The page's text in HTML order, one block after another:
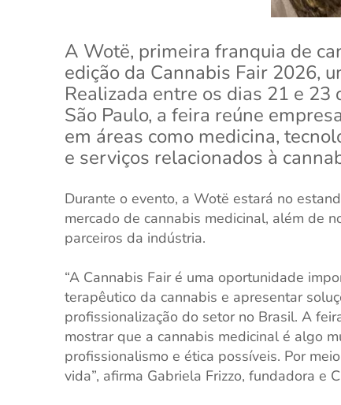
A Wotë, primeira franquia de
edição da Cannabis Fair 2026,
Realizada entre os dias 21 e 23
São Paulo, a feira reúne
em áreas como medicina,
e serviços relacionados à
Durante o evento, a Wotë estará no
mercado de cannabis medicinal, além de
parceiros da indústria.
“A Cannabis Fair é uma oportunidade
terapêutico da cannabis e apresentar
profissionalização do setor no Brasil. A
mostrar que a cannabis medicinal é algo
profissionalismo e ética possíveis. Por
vida”, afirma Gabriela Frizzo, fundadora e